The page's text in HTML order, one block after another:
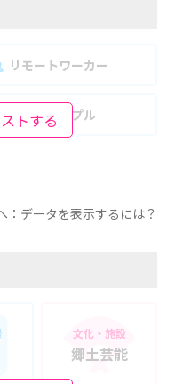
トする
リモートワーカー
夫婦・カップル
：データを表示するには？
文化・施設
郷土芸能